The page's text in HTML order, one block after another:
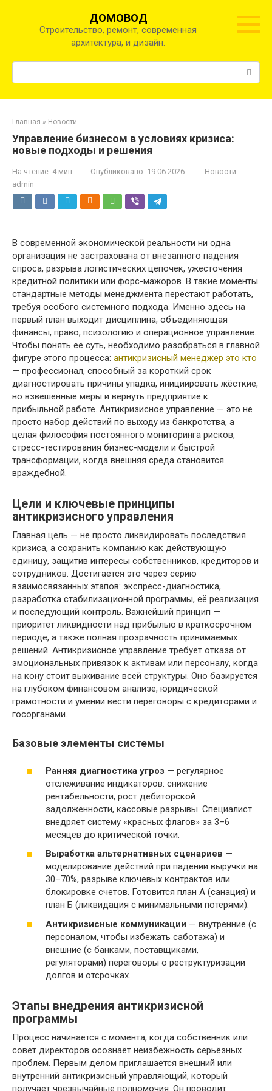
ДОМОВОД
Строительство, ремонт, современная
архитектура, и дизайн.
Главная » Новости
Управление бизнесом в условиях кризиса:
новые подходы и решения
На чтение: 4 мин Опубликовано: 19.06.2026
Новости
admin
В современной экономической реальности ни одна
организация не застрахована от внезапного падения
спроса, разрыва логистических цепочек, ужесточения
кредитной политики или форс-мажоров. В такие моменты
стандартные методы менеджмента перестают работать,
требуя особого системного подхода. Именно здесь на
первый план выходит дисциплина, объединяющая
финансы, право, психологию и операционное управление.
Чтобы понять её суть, необходимо разобраться в главной
фигуре этого процесса: антикризисный менеджер это кто
— профессионал, способный за короткий срок
диагностировать причины упадка, инициировать жёсткие,
но взвешенные меры и вернуть предприятие к
прибыльной работе. Антикризисное управление — это не
просто набор действий по выходу из банкротства, а
целая философия постоянного мониторинга рисков,
стресс-тестирования бизнес-модели и быстрой
трансформации, когда внешняя среда становится
враждебной.
Цели и ключевые принципы
антикризисного управления
Главная цель — не просто ликвидировать последствия
кризиса, а сохранить компанию как действующую
единицу, защитив интересы собственников, кредиторов и
сотрудников. Достигается это через серию
взаимосвязанных этапов: экспресс-диагностика,
разработка стабилизационной программы, её реализация
и последующий контроль. Важнейший принцип —
приоритет ликвидности над прибылью в краткосрочном
периоде, а также полная прозрачность принимаемых
решений. Антикризисное управление требует отказа от
эмоциональных привязок к активам или персоналу, когда
на кону стоит выживание всей структуры. Оно базируется
на глубоком финансовом анализе, юридической
грамотности и умении вести переговоры с кредиторами и
госорганами.
Базовые элементы системы
Ранняя диагностика угроз — регулярное
отслеживание индикаторов: снижение
рентабельности, рост дебиторской
задолженности, кассовые разрывы. Специалист
внедряет систему «красных флагов» за 3–6
месяцев до критической точки.
Выработка альтернативных сценариев —
моделирование действий при падении выручки на
30–70%, разрыве ключевых контрактов или
блокировке счетов. Готовится план А (санация) и
план Б (ликвидация с минимальными потерями).
Антикризисные коммуникации — внутренние (с
персоналом, чтобы избежать саботажа) и
внешние (с банками, поставщиками,
регуляторами) переговоры о реструктуризации
долгов и отсрочках.
Этапы внедрения антикризисной
программы
Процесс начинается с момента, когда собственник или
совет директоров осознаёт неизбежность серьёзных
проблем. Первым делом приглашается внешний или
внутренний антикризисный управляющий, который
получает чрезвычайные полномочия. Он проводит